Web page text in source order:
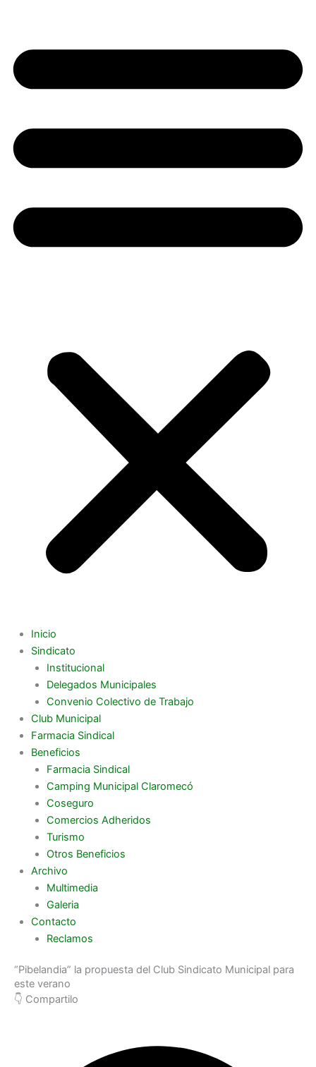
Inicio
Sindicato
Institucional
Delegados Municipales
Convenio Colectivo de Trabajo
Club Municipal
Farmacia Sindical
Beneficios
Farmacia Sindical
Camping Municipal Claromecó
Coseguro
Comercios Adheridos
Turismo
Otros Beneficios
Archivo
Multimedia
Galeria
Contacto
Reclamos
“Pibelandia” la propuesta del Club Sindicato Municipal para
este verano
👇 Compartilo